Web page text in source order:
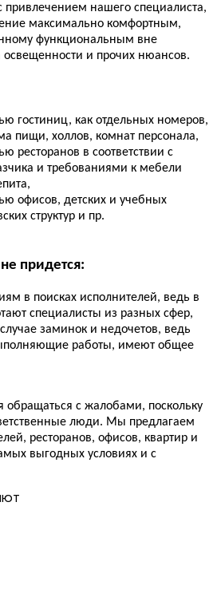
привлечением нашего специалиста,
максимально комфортным,
функциональным вне
освещенности и прочих нюансов.
гостиниц, как отдельных номеров,
пищи, холлов, комнат персонала,
ресторанов в соответствии с
и требованиями к мебели
офисов, детских и учебных
структур и пр.
придется:
в поисках исполнителей, ведь в
специалисты из разных сфер,
заминок и недочетов, ведь
работы, имеют общее
обращаться с жалобами, поскольку
люди. Мы предлагаем
ресторанов, офисов, квартир и
выгодных условиях и с